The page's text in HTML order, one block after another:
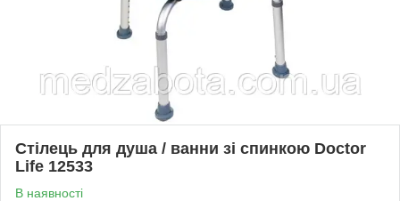
Стілець для душа / ванни зі спинкою Doctor
Life 12533
В наявності